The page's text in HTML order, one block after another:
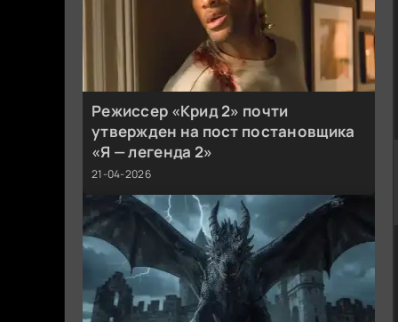
Режиссер «Крид 2» почти
утвержден на пост постановщика
«Я — легенда 2»
21-04-2026